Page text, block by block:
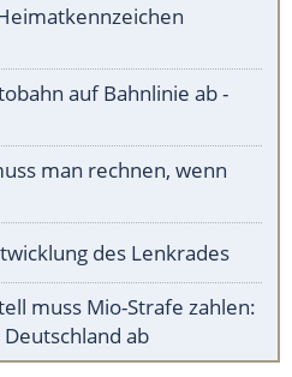
auf Bahnlinie ab -
man rechnen, wenn
des Lenkrades
muss Mio-Strafe zahlen:
ab